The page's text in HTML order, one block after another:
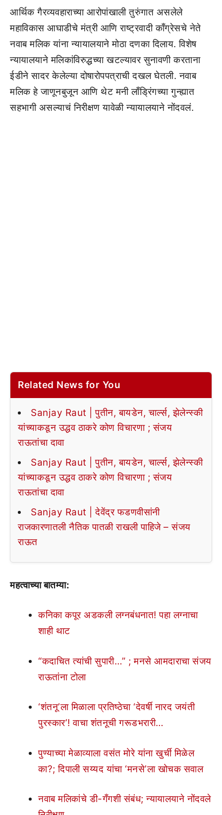
आर्थिक गैरव्यवहाराच्या आरोपांखाली तुरुंगात असलेले
महाविकास आघाडीचे मंत्री आणि राष्ट्रवादी काँग्रेसचे नेते
नवाब मलिक यांना न्यायालयाने मोठा दणका दिलाय. विशेष
न्यायालयाने मलिकांविरुद्धच्या खटल्यावर सुनावणी करताना
ईडीने सादर केलेल्या दोषारोपपत्राची दखल घेतली. नवाब
मलिक हे जाणूनबुजून आणि थेट मनी लाँड्रिंगच्या गुन्ह्यात
सहभागी असल्याचं निरीक्षण यावेळी न्यायालयाने नोंदवलं.
Related News for You
Sanjay Raut | पुतीन, बायडेन, चार्ल्स, झेलेन्स्की
यांच्याकडून उद्धव ठाकरे कोण विचारणा ; संजय
राऊतांचा दावा
Sanjay Raut | पुतीन, बायडेन, चार्ल्स, झेलेन्स्की
यांच्याकडून उद्धव ठाकरे कोण विचारणा ; संजय
राऊतांचा दावा
Sanjay Raut | देवेंद्र फडणवीसांनी
राजकारणातली नैतिक पातळी राखली पाहिजे – संजय
राऊत
महत्वाच्या बातम्या:
कनिका कपूर अडकली लग्नबंधनात! पहा लग्नाचा
शाही थाट
“कदाचित त्यांची सुपारी…” ; मनसे आमदाराचा संजय
राऊतांना टोला
‘शंतनू’ला मिळाला प्रतिष्ठेचा ‘देवर्षी नारद जयंती
पुरस्कार’! वाचा शंतनूची गरूडभरारी…
पुण्याच्या मेळाव्याला वसंत मोरे यांना खुर्ची मिळेल
का?; दिपाली सय्यद यांचा ‘मनसे’ला खोचक सवाल
नवाब मलिकांचे डी-गँगशी संबंध; न्यायालयाने नोंदवले